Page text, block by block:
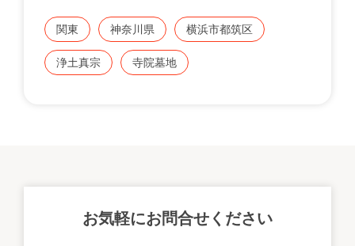
宗旨・宗派：浄土真宗 本願寺派
関東 神奈川県 横浜市都筑区
浄土真宗 寺院墓地
お気軽にお問合せください